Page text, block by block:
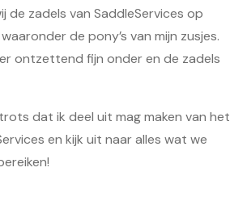
de zadels van SaddleServices op
de pony’s van mijn zusjes.
ontzettend fijn onder en de zadels
dat ik deel uit mag maken van het
en kijk uit naar alles wat we